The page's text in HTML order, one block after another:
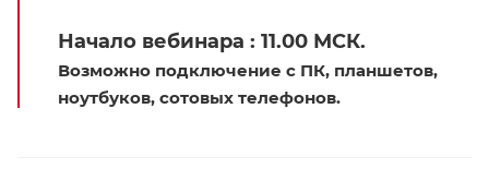
Начало вебинара : 11.00 МСК.
Возможно подключение с ПК, планшетов,
ноутбуков, сотовых телефонов.